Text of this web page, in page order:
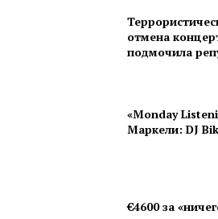
отмена
подмочила
«Monday
Маркели: DJ
€4600 за